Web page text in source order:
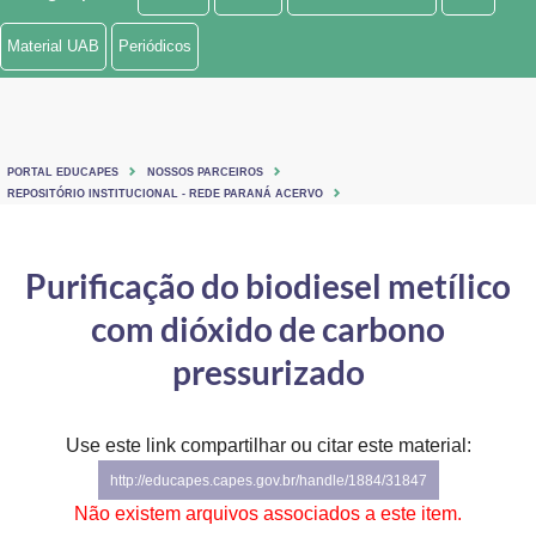
Ministério de Minas e Energia
Ministério do Turismo
Controladoria-Geral da União
Secretaria de Governo
Gabinete de Segurança Institucional
Material UAB Periódicos
PORTAL EDUCAPES
NOSSOS PARCEIROS
REPOSITÓRIO INSTITUCIONAL - REDE PARANÁ ACERVO
Purificação do biodiesel metílico
com dióxido de carbono
pressurizado
Use este link compartilhar ou citar este material:
http://educapes.capes.gov.br/handle/1884/31847
Não existem arquivos associados a este item.